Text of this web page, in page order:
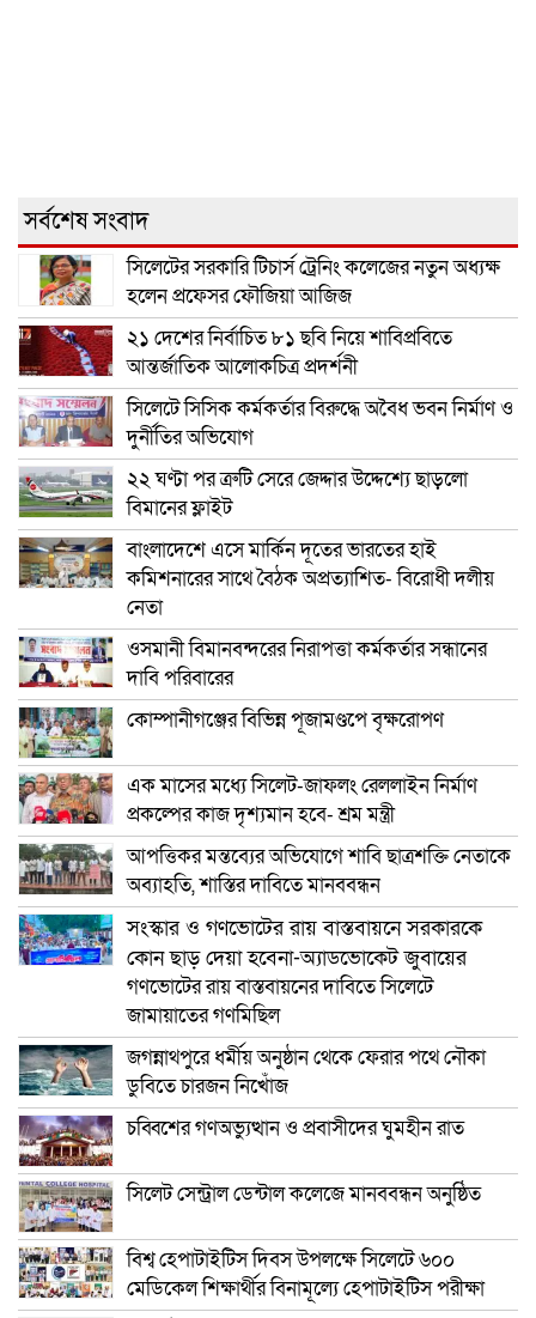
সর্বশেষ সংবাদ
সিলেটের সরকারি টিচার্স ট্রেনিং কলেজের নতুন অধ্যক্ষ
হলেন প্রফেসর ফৌজিয়া আজিজ
২১ দেশের নির্বাচিত ৮১ ছবি নিয়ে শাবিপ্রবিতে
আন্তর্জাতিক আলোকচিত্র প্রদর্শনী
সিলেটে সিসিক কর্মকর্তার বিরুদ্ধে অবৈধ ভবন নির্মাণ ও
দুর্নীতির অভিযোগ
২২ ঘণ্টা পর ত্রুটি সেরে জেদ্দার উদ্দেশ্যে ছাড়লো
বিমানের ফ্লাইট
বাংলাদেশে এসে মার্কিন দূতের ভারতের হাই
কমিশনারের সাথে বৈঠক অপ্রত্যাশিত- বিরোধী দলীয়
নেতা
ওসমানী বিমানবন্দরের নিরাপত্তা কর্মকর্তার সন্ধানের
দাবি পরিবারের
কোম্পানীগঞ্জের বিভিন্ন পূজামণ্ডপে বৃক্ষরোপণ
এক মাসের মধ্যে সিলেট-জাফলং রেললাইন নির্মাণ
প্রকল্পের কাজ দৃশ্যমান হবে- শ্রম মন্ত্রী
আপত্তিকর মন্তব্যের অভিযোগে শাবি ছাত্রশক্তি নেতাকে
অব্যাহতি, শাস্তির দাবিতে মানববন্ধন
সংস্কার ও গণভোটের রায় বাস্তবায়নে সরকারকে
কোন ছাড় দেয়া হবেনা-অ্যাডভোকেট জুবায়ের
গণভোটের রায় বাস্তবায়নের দাবিতে সিলেটে
জামায়াতের গণমিছিল
জগন্নাথপুরে ধর্মীয় অনুষ্ঠান থেকে ফেরার পথে নৌকা
ডুবিতে চারজন নিখোঁজ
চব্বিশের গণঅভ্যুত্থান ও প্রবাসীদের ঘুমহীন রাত
সিলেট সেন্ট্রাল ডেন্টাল কলেজে মানববন্ধন অনুষ্ঠিত
বিশ্ব হেপাটাইটিস দিবস উপলক্ষে সিলেটে ৬০০
মেডিকেল শিক্ষার্থীর বিনামূল্যে হেপাটাইটিস পরীক্ষা